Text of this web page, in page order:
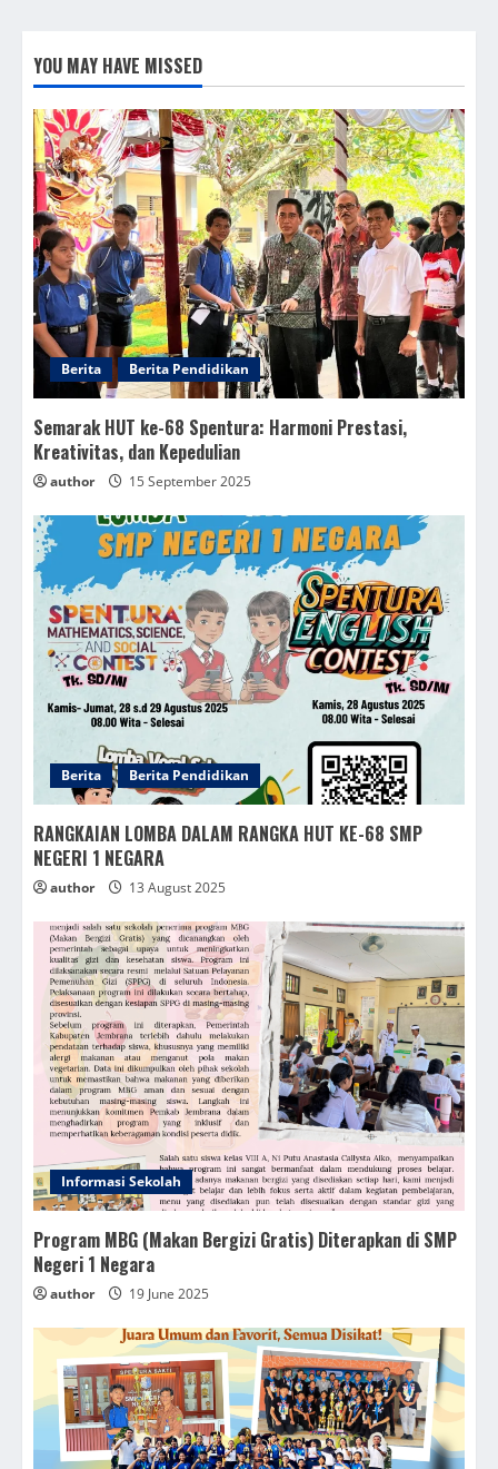
YOU MAY HAVE MISSED
Berita Berita Pendidikan
Semarak HUT ke-68 Spentura: Harmoni Prestasi,
Kreativitas, dan Kepedulian
author 15 September 2025
Berita Berita Pendidikan
RANGKAIAN LOMBA DALAM RANGKA HUT KE-68 SMP
NEGERI 1 NEGARA
author 13 August 2025
Informasi Sekolah
Program MBG (Makan Bergizi Gratis) Diterapkan di SMP
Negeri 1 Negara
author 19 June 2025